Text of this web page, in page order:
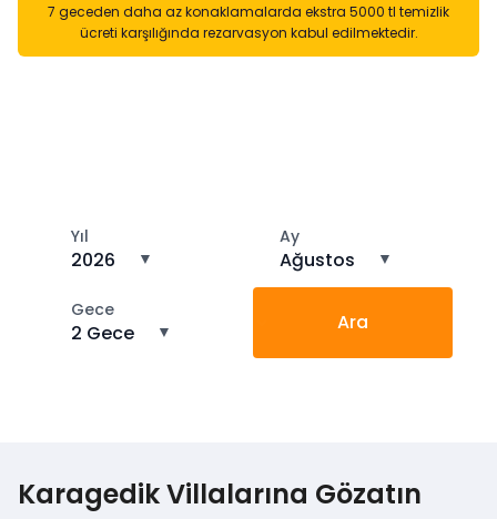
7 geceden daha az konaklamalarda ekstra 5000 tl temizlik
ücreti karşılığında rezarvasyon kabul edilmektedir.
Yıl
2026 ▼
Ay
Ağustos ▼
Gece
2 Gece ▼ Ara
Karagedik Villalarına Gözatın